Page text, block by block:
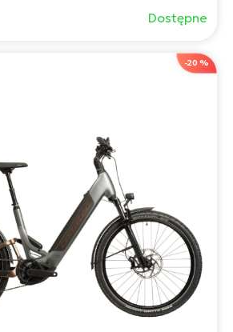
Dostępne
-20 %